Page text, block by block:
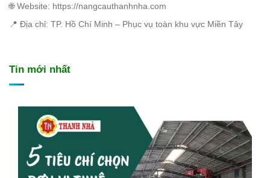
🌐 Website: https://nangcauthanhnha.com
📍 Địa chỉ: TP. Hồ Chí Minh – Phục vụ toàn khu vực Miền Tây
Tin mới nhất